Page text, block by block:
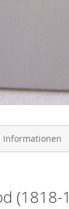
(1818-
Informationen